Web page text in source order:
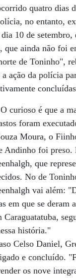
quatro dias
no entanto,
10 de
que ainda não foi
de Toninho",
ação da polícia
curioso é que a
foram
Moura, o
Andinho foi
que
No de
vai além:
em que se deram
Caraguatatuba,
história."
Celso Daniel,
e concluído.
os nove